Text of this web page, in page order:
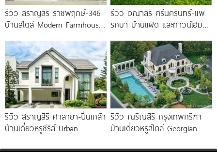
รีวิว สราญสิริ ราชพฤกษ์-346
บ้านสไตล์ Modern Farmhouse​
เริ่ม 5.99
รีวิว อณาสิริ ศรีนครินทร์-แพ
รกษา บ้านแฝด และทาวน์โฮม
ทางด่วน และ BTS แพรกษา
รีวิว สราญสิริ ศาลายา-ปิ่นเกล้า
บ้านเดี่ยวหรูซีรีส์ Urban
รีวิว ณริณสิริ กรุงเทพกรีฑา
บ้านเดี่ยวหรูสไตล์ Georgian